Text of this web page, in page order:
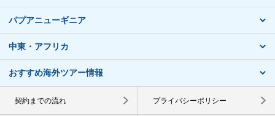
パプアニューギニア
中東・アフリカ
おすすめ海外ツアー情報
契約までの流れ プライバシーポリシー